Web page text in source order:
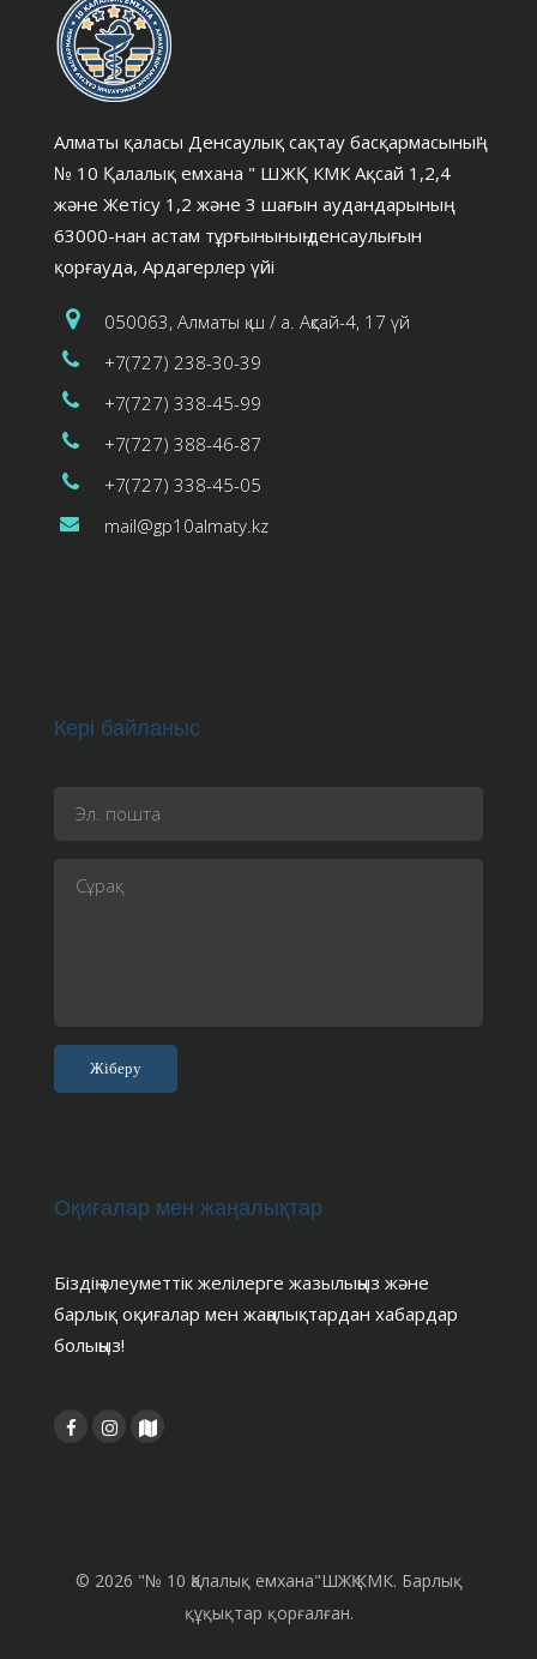
Алматы қаласы Денсаулық сақтау басқармасының"
№ 10 Қалалық емхана " ШЖҚ КМК Ақсай 1,2,4
және Жетісу 1,2 және 3 шағын аудандарының
63000-нан астам тұрғынының денсаулығын
қорғауда, Ардагерлер үйі
050063, Алматы қ.ш / а. Ақсай-4, 17 үй
+7(727) 238-30-39
+7(727) 338-45-99
+7(727) 388-46-87
+7(727) 338-45-05
mail@gp10almaty.kz
Кері байланыс
Оқиғалар мен жаңалықтар
Біздің әлеуметтік желілерге жазылыңыз және
барлық оқиғалар мен жаңалықтардан хабардар
болыңыз!
© 2026 "№ 10 Қалалық емхана"ШЖҚ КМК. Барлық
құқықтар қорғалған.